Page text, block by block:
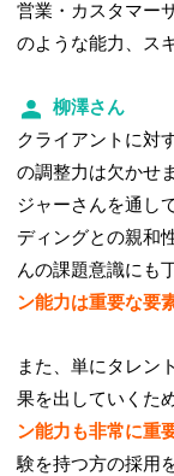
営業・カスタマー
のような能力、ス
柳澤さん
クライアントに対
の調整力は欠かせ
ジャーさんを通し
ディングとの親和
んの課題意識にも
ン能力は重要な要
また、単にタレン
果を出していくた
ン能力も非常に重
験を持つ方の採用